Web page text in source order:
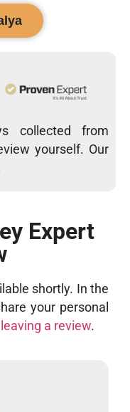
collected from
yourself. Our
Expert
shortly. In the
your personal
leaving a review.